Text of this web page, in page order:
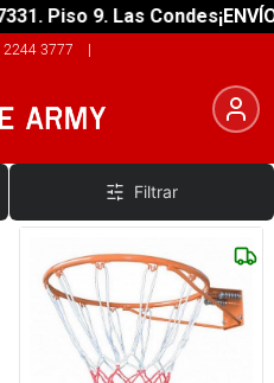
Piso 9. Las Condes
2244 3777 |
Filtrar